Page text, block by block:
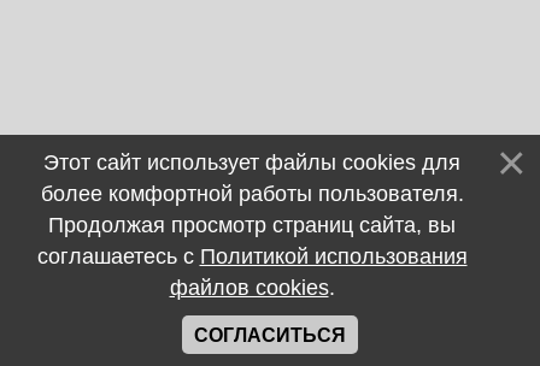
Этот сайт использует файлы cookies для
более комфортной работы пользователя.
Продолжая просмотр страниц сайта, вы
соглашаетесь с Политикой использования
файлов cookies.
СОГЛАСИТЬСЯ